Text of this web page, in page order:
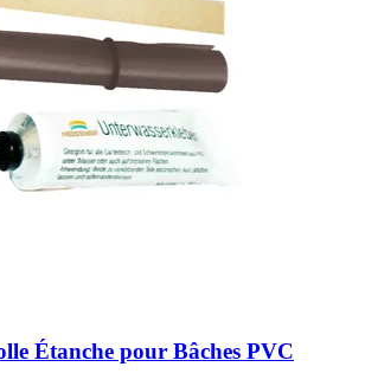
Étanche pour Bâches PVC